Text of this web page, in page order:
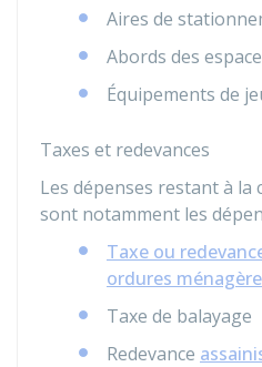
Aires de
Abords des
Équipements de
Taxes et redevances
Les dépenses restant à la
sont notamment les
Taxe ou
ordures
Taxe de balayage
Redevance